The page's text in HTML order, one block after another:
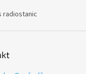
radiostanic